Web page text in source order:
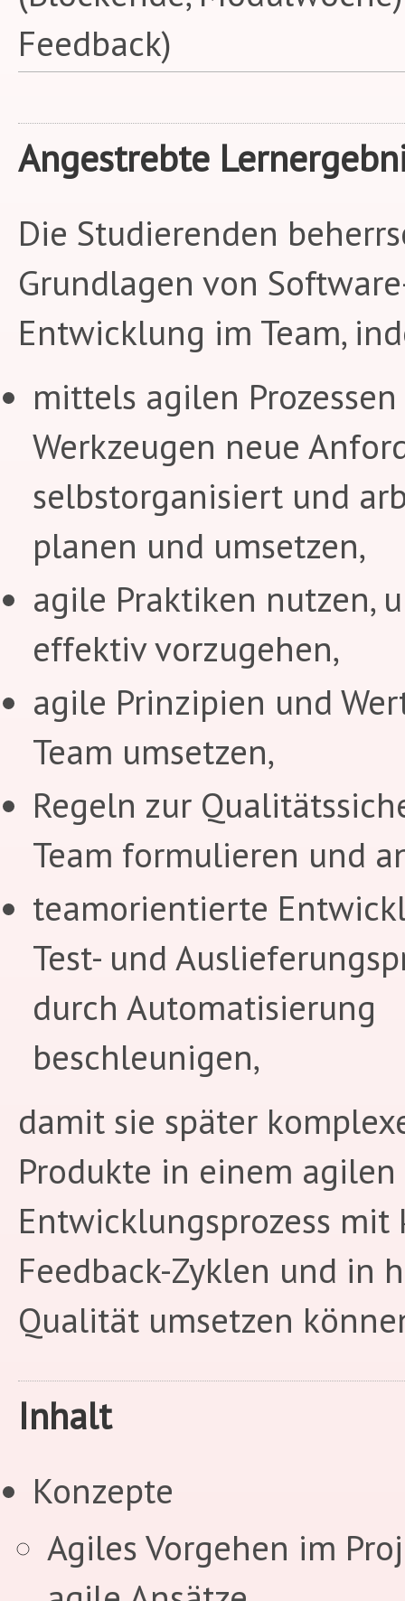
Feedback)
Angestrebte
Die Studierenden
Grundlagen von
Entwicklung im Team,
mittels agilen
Werkzeugen neue
selbstorganisiert und
planen und umsetzen,
agile Praktiken nutzen,
effektiv vorzugehen,
agile Prinzipien und
Team umsetzen,
Regeln zur
Team formulieren und
teamorientierte
Test- und
durch Automatisierung
beschleunigen,
damit sie später
Produkte in einem agilen
Entwicklungsprozess mit
Feedback-Zyklen und in
Qualität umsetzen
Inhalt
Konzepte
Agiles Vorgehen im